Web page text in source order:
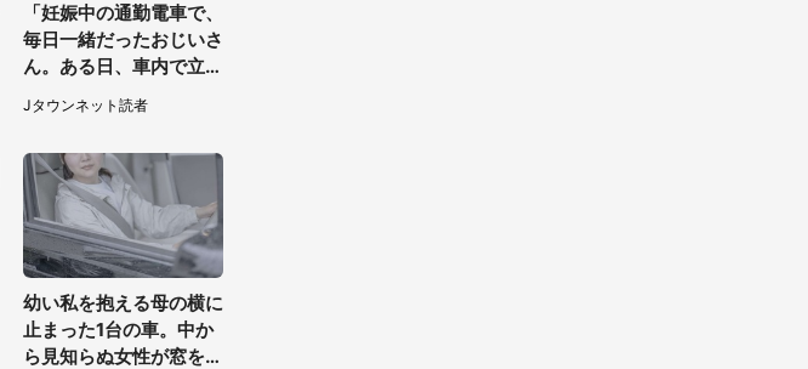
「妊娠中の通勤電車で、
毎日一緒だったおじいさ
ん。ある日、車内で立っ
てたら後ろから...」
Jタウンネット読者
幼い私を抱える母の横に
止まった1台の車。中か
ら見知らぬ女性が窓を開